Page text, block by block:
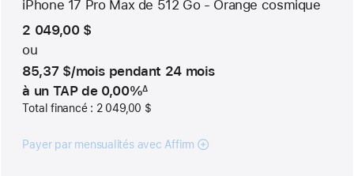
iPhone 17 Pro Max de 512 Go - Orange cosmique
2 049,00 $
ou
85,37 $/mois par mois
pendant 24 mois
à un TAP de 0,00%
Note de bas de page
∆
Total financé : 2 049,00 $
Payer par mensualités avec Affirm